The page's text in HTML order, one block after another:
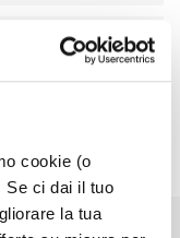
cookie (o
Se ci dai il tuo
la tua
Pdf | 0.23 MB